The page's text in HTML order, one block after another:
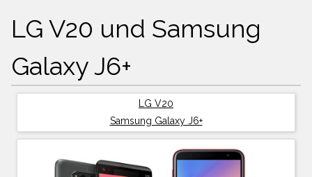
LG V20 und Samsung
Galaxy J6+
LG V20
Samsung Galaxy J6+